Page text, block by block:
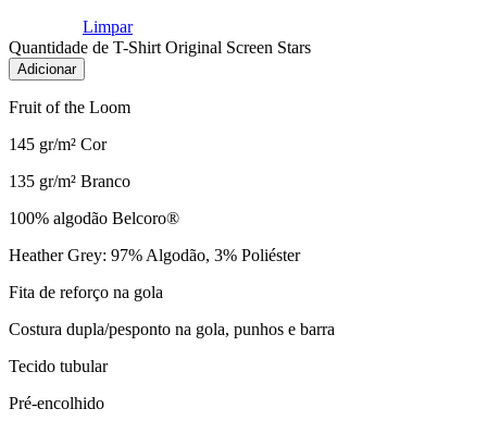
Limpar
Quantidade de T-Shirt Original Screen Stars
Adicionar
Fruit of the Loom
145 gr/m² Cor
135 gr/m² Branco
100% algodão Belcoro®
Heather Grey: 97% Algodão, 3% Poliéster
Fita de reforço na gola
Costura dupla/pesponto na gola, punhos e barra
Tecido tubular
Pré-encolhido